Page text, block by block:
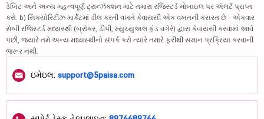
ડેબિટ અને અન્ય મહત્વપૂર્ણ ટ્રાન્ઝૅક્શન માટે તમારા રજિસ્ટર્ડ મોબાઇલ પર ઍલર્ટ પ્રાપ્ત
કરો. b) સિક્યોરિટીઝ માર્કેટમાં ડીલ કરતી વખતે કેવાયસી એક વખતની કસરત છે - એકવાર
સેબી રજિસ્ટર્ડ મધ્યસ્થી (બ્રોકર, ડીપી, મ્યુચ્યુઅલ ફંડ વગેરે) દ્વારા કેવાયસી કરવામાં આવે
પછી, જ્યારે તમે અન્ય મધ્યસ્થીનો સંપર્ક કરો ત્યારે તમારે ફરીથી સમાન પ્રક્રિયા કરવાની
જરૂર નથી.
ઇમેઇલ: support@5paisa.com